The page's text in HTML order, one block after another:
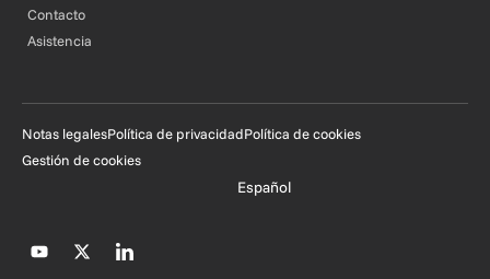
Contacto
Asistencia
Notas legalesPolítica de privacidadPolítica de cookies
Gestión de cookies
Español